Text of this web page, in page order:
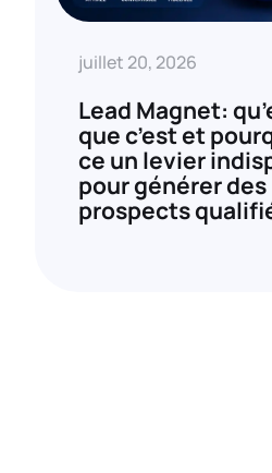
juillet 20, 2026
Lead Magnet:
que c’est et
ce un levier
pour générer des
prospects